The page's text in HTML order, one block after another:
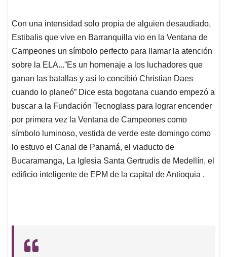
Con una intensidad solo propia de alguien desaudiado,
Estibalis que vive en Barranquilla vio en la Ventana de
Campeones un símbolo perfecto para llamar la atención
sobre la ELA...”Es un homenaje a los luchadores que
ganan las batallas y así lo concibió Christian Daes
cuando lo planeó” Dice esta bogotana cuando empezó a
buscar a la Fundación Tecnoglass para lograr encender
por primera vez la Ventana de Campeones como
símbolo luminoso, vestida de verde este domingo como
lo estuvo el Canal de Panamá, el viaducto de
Bucaramanga, La Iglesia Santa Gertrudis de Medellín, el
edificio inteligente de EPM de la capital de Antioquia .